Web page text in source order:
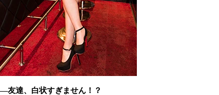
―友達、白状すぎません！？